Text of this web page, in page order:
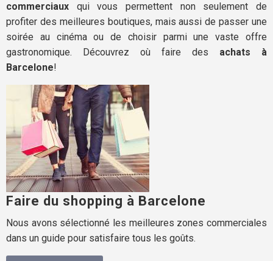
commerciaux qui vous permettent non seulement de
profiter des meilleures boutiques, mais aussi de passer une
soirée au cinéma ou de choisir parmi une vaste offre
gastronomique. Découvrez où faire des achats à
Barcelone!
Faire du shopping à Barcelone
Nous avons sélectionné les meilleures zones commerciales
dans un guide pour satisfaire tous les goûts.